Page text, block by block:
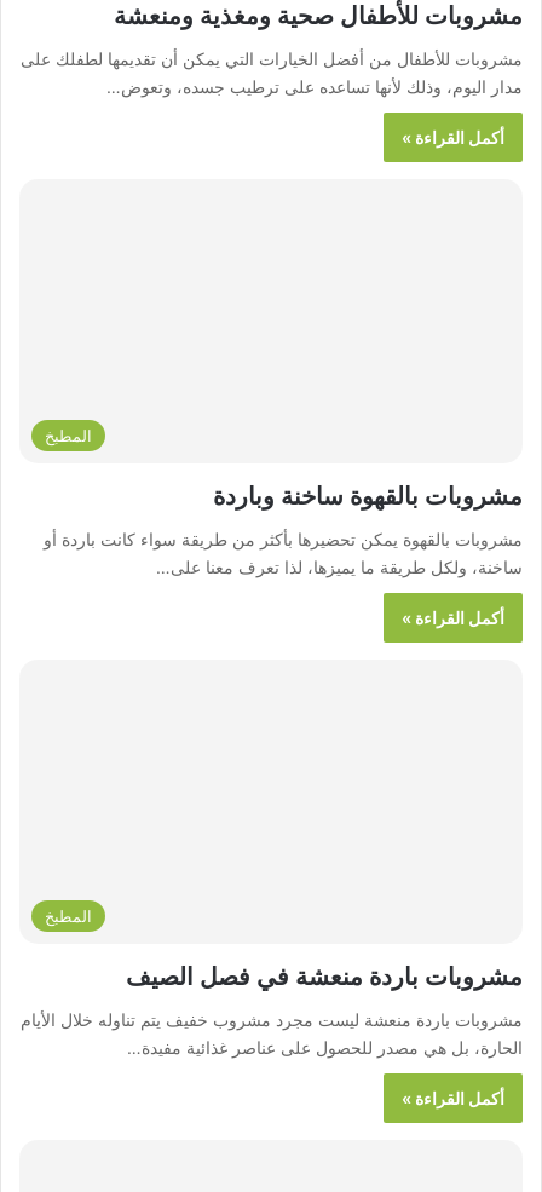
مشروبات للأطفال صحية ومغذية ومنعشة
مشروبات للأطفال من أفضل الخيارات التي يمكن أن تقديمها لطفلك على
مدار اليوم، وذلك لأنها تساعده على ترطيب جسده، وتعوض…
أكمل القراءة »
المطبخ
مشروبات بالقهوة ساخنة وباردة
مشروبات بالقهوة يمكن تحضيرها بأكثر من طريقة سواء كانت باردة أو
ساخنة، ولكل طريقة ما يميزها، لذا تعرف معنا على…
أكمل القراءة »
المطبخ
مشروبات باردة منعشة في فصل الصيف
مشروبات باردة منعشة ليست مجرد مشروب خفيف يتم تناوله خلال الأيام
الحارة، بل هي مصدر للحصول على عناصر غذائية مفيدة…
أكمل القراءة »